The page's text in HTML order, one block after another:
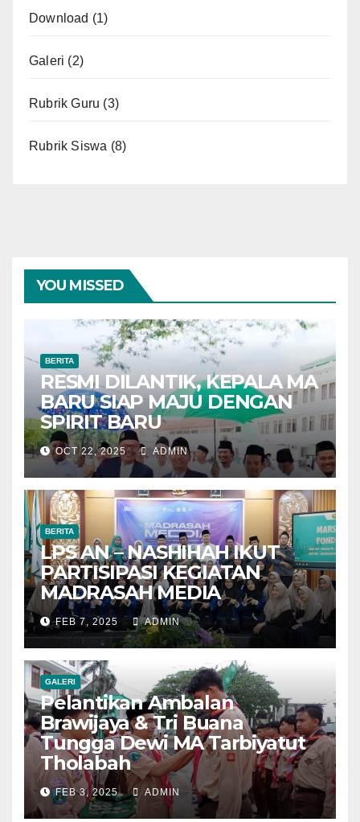
Download (1)
Galeri (2)
Rubrik Guru (3)
Rubrik Siswa (8)
YOU MISSED
BERITA
RESMI DILANTIK, KEPALA MA
BARU SIAP MAJU DENGAN
SPIRIT BARU
OCT 22, 2025 ADMIN
BERITA
LPS AN – NASHIHAH IKUT
PARTISIPASI KEGIATAN
MADRASAH MEDIA
FEB 7, 2025 ADMIN
GALERI
Pelantikan Ambalan
Brawijaya & Tri Buana
Tungga Dewi MA Tarbiyatut
Tholabah
FEB 3, 2025 ADMIN